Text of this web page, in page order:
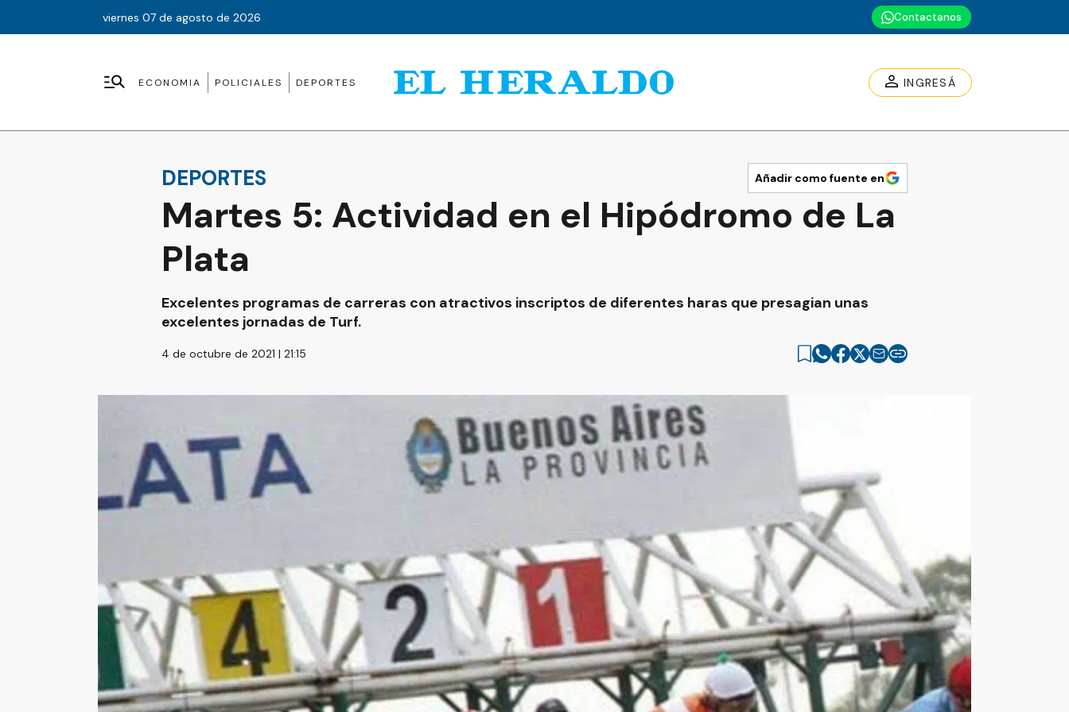
viernes 07 de agosto de 2026 Contactanos
ECONOMIA POLICIALES DEPORTES INGRESÁ
DEPORTES Añadir como fuente en
Martes 5: Actividad en el Hipódromo de La
Plata
Excelentes programas de carreras con atractivos inscriptos de diferentes haras que presagian unas
excelentes jornadas de Turf.
4 de octubre de 2021 | 21:15